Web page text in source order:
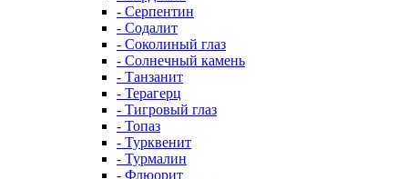
- Серпентин
- Содалит
- Соколиный глаз
- Солнечный камень
- Танзанит
- Терагерц
- Тигровый глаз
- Топаз
- Турквенит
- Турмалин
- Флюорит